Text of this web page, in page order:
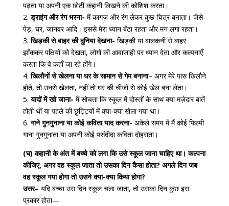
पढ़ता या अपनी एक छोटी कहानी लिखने की कोशिश करता।
2.ड्राइंग और रंग भरना- मैं कागज़ और रंग लेकर कुछ चित्र बनाता। जैसे-
पेड़, घर, जानवर आदि। इससे मेरा ध्यान बँटा रहता और मन लगा रहता।
3. खिड़की से बाहर की दुनिया देखना- खिड़की या बालकनी से बाहर
झाँककर पक्षियों को देखता, लोगों की आवाजाही पर ध्यान देता और कल्पनाएँ
करता कि वे कहाँ जा रहे होंगे।
4. खिलौनों से खेलना या घर के सामान से गेम बनाना– अगर मेरे पास खिलौने
होते, तो उनसे खेलता, नहीं तो घर की चीजों से कोई खेल बना लेता।
5.यादों में खो जाना- मैं सोचता कि स्कूल में दोस्तों के साथ क्या मज़ेदार बातें
होती थीं या पहले की छुट्टियों में क्या-क्या खेला गया था।
6.गाने गुनगुनाना या कोई कविता याद करना- अकेले समय में मैं कोई फिल्मी
गाना गुनगुनाता या अपनी कोई पसंदीदा कविता दोहराता।
(घ) कहानी के अंत में बच्चे को लगा कि उसे स्कूल जाना चाहिए था। कल्पना
कीजिए, अगर वह स्कूल जाता तो उसका दिन कैसा होता? अगले दिन जब
वह स्कूल गया होगा तो उसने क्या-क्या किया होगा?
उत्तर– यदि बच्चा उस दिन स्कूल चला जाता, तो उसका दिन कुछ इस
प्रकार होता—